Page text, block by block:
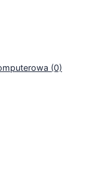
(0)